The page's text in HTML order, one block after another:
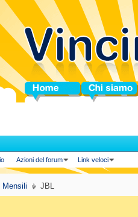
Home Chi siamo
Azioni del forum Link veloci
Mensili JBL